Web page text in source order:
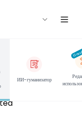
ИИ-гуманизатор